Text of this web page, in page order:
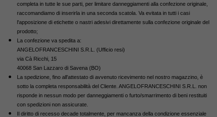
completa in tutte le sue parti, per limitare danneggiamenti alla confezione originale,
raccomandiamo di inserirla in una seconda scatola. Va evitata in tutti i casi
l'apposizione di etichette o nastri adesivi direttamente sulla confezione originale del
prodotto;
La confezione va spedita a:
ANGELOFRANCESCHINI S.R.L. (Ufficio resi)
via Cà Ricchi, 15
40068 San Lazzaro di Savena (BO)
La spedizione, fino all'attestato di avvenuto ricevimento nel nostro magazzino, è
sotto la completa responsabilità del Cliente. ANGELOFRANCESCHINI S.R.L. non
risponde in nessun modo per danneggiamenti o furto/smarrimento di beni restituiti
con spedizioni non assicurate.
Il diritto di recesso decade totalmente, per mancanza della condizione essenziale